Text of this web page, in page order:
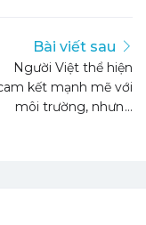
Bài viết sau
Người Việt thể hiện
kết mạnh mẽ với
môi trường, nhưng